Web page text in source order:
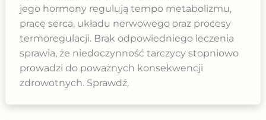
jego hormony regulują tempo metabolizmu,
pracę serca, układu nerwowego oraz procesy
termoregulacji. Brak odpowiedniego leczenia
sprawia, że niedoczynność tarczycy stopniowo
prowadzi do poważnych konsekwencji
zdrowotnych. Sprawdź,